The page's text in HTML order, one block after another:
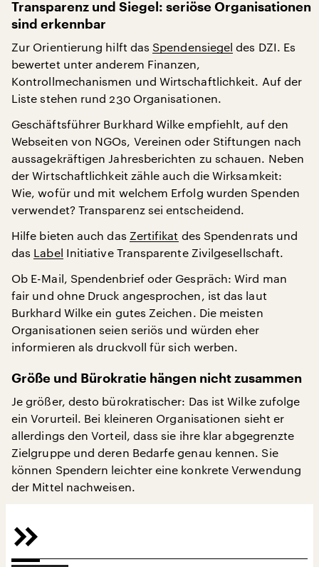
Transparenz und Siegel: seriöse Organisationen
sind erkennbar
Zur Orientierung hilft das Spendensiegel des DZI. Es
bewertet unter anderem Finanzen,
Kontrollmechanismen und Wirtschaftlichkeit. Auf der
Liste stehen rund 230 Organisationen.
Geschäftsführer Burkhard Wilke empfiehlt, auf den
Webseiten von NGOs, Vereinen oder Stiftungen nach
aussagekräftigen Jahresberichten zu schauen. Neben
der Wirtschaftlichkeit zähle auch die Wirksamkeit:
Wie, wofür und mit welchem Erfolg wurden Spenden
verwendet? Transparenz sei entscheidend.
Hilfe bieten auch das Zertifikat des Spendenrats und
das Label Initiative Transparente Zivilgesellschaft.
Ob E-Mail, Spendenbrief oder Gespräch: Wird man
fair und ohne Druck angesprochen, ist das laut
Burkhard Wilke ein gutes Zeichen. Die meisten
Organisationen seien seriös und würden eher
informieren als druckvoll für sich werben.
Größe und Bürokratie hängen nicht zusammen
Je größer, desto bürokratischer: Das ist Wilke zufolge
ein Vorurteil. Bei kleineren Organisationen sieht er
allerdings den Vorteil, dass sie ihre klar abgegrenzte
Zielgruppe und deren Bedarfe genau kennen. Sie
können Spendern leichter eine konkrete Verwendung
der Mittel nachweisen.